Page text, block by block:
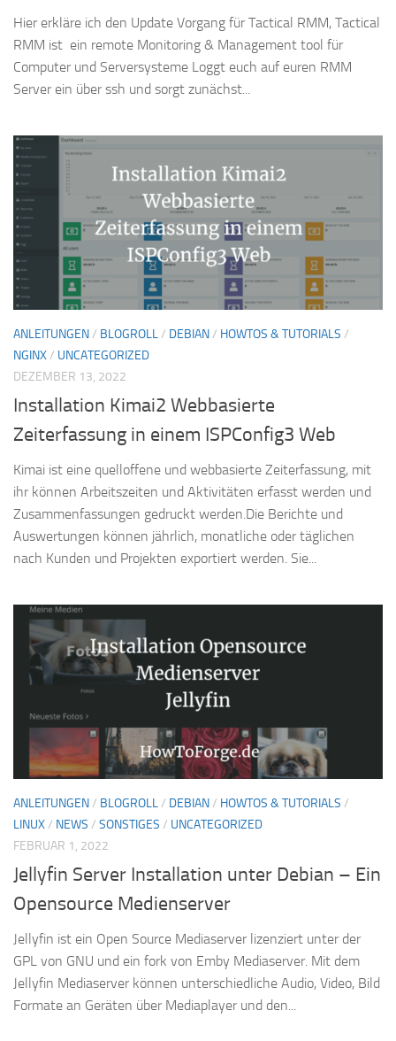
Hier erkläre ich den Update Vorgang für Tactical RMM, Tactical
RMM ist ein remote Monitoring & Management tool für
Computer und Serversysteme Loggt euch auf euren RMM
Server ein über ssh und sorgt zunächst...
ANLEITUNGEN/ BLOGROLL/ DEBIAN/ HOWTOS & TUTORIALS /
NGINX/ UNCATEGORIZED
DEZEMBER 13, 2022
Installation Kimai2 Webbasierte
Zeiterfassung in einem ISPConfig3 Web
Kimai ist eine quelloffene und webbasierte Zeiterfassung, mit
ihr können Arbeitszeiten und Aktivitäten erfasst werden und
Zusammenfassungen gedruckt werden.Die Berichte und
Auswertungen können jährlich, monatliche oder täglichen
nach Kunden und Projekten exportiert werden. Sie...
ANLEITUNGEN/ BLOGROLL/ DEBIAN/ HOWTOS & TUTORIALS /
LINUX/ NEWS / SONSTIGES / UNCATEGORIZED
FEBRUAR 1, 2022
Jellyfin Server Installation unter Debian – Ein
Opensource Medienserver
Jellyfin ist ein Open Source Mediaserver lizenziert unter der
GPL von GNU und ein fork von Emby Mediaserver. Mit dem
Jellyfin Mediaserver können unterschiedliche Audio, Video, Bild
Formate an Geräten über Mediaplayer und den...